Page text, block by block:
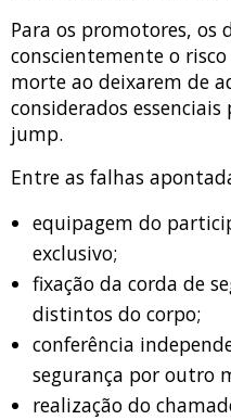
Para os promotores, os
conscientemente o
morte ao deixarem de
considerados
jump.
Entre as falhas
equipagem do
exclusivo;
fixação da corda de
distintos do corpo;
conferência
segurança por outro
realização do